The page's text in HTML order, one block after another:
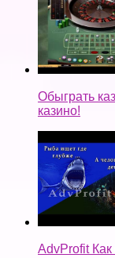
Обыграть
казино!
AdvProfit